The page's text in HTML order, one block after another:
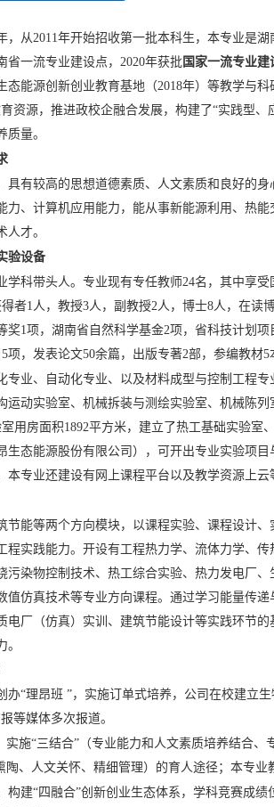
，从2011年开始招收第一批本科生，本专业是
省一流专业建设点，2020年获批 国家一流专业建
态能源创新创业教育基地（2018年）等教学与
资源，推进政校企融合发展，构建了“实践型
量。
具有较高的思想道德素质、人文素质和良好的
力、计算机应用能力，能从事新能源利用、热
才。
验设备
学科带头人。专业现有专任教师24名，其中享
者1人，教授3人，副教授2人，博士8人，在读
1项，湖南省自然科学基金2项，省科技计划
，发表论文50余篇，出版专著2部，参编教材5
专业、自动化专业、以及材料成型与控制工程
运动实验室、机械拆装与测绘实验室、机械陈
用房面积1892平方米，建立了热工基础实验
生态能源股份有限公司），可开出专业实验项
本专业还建设有网上课程平台以及教学资源上
节能等两个方向模块，以课程实验、课程设计
程实践能力。开设有工程热力学、流体力学、
污染物控制技术、热工综合实验、热力发电厂
值仿真技术等专业方向课程。通过学习能量传
电厂（仿真）实训、建筑节能设计等实践环节
办“理昂班 ”，实施订单式培养，公司在校建立
等媒体多次报道。
实施“三结合”（专业能力和人文素质培养结合
、人文关怀、精细管理）的育人途径；本专业
建“四融合”创新创业生态体系，学科竞赛成绩